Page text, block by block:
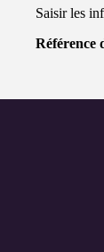
Saisir les
Référence